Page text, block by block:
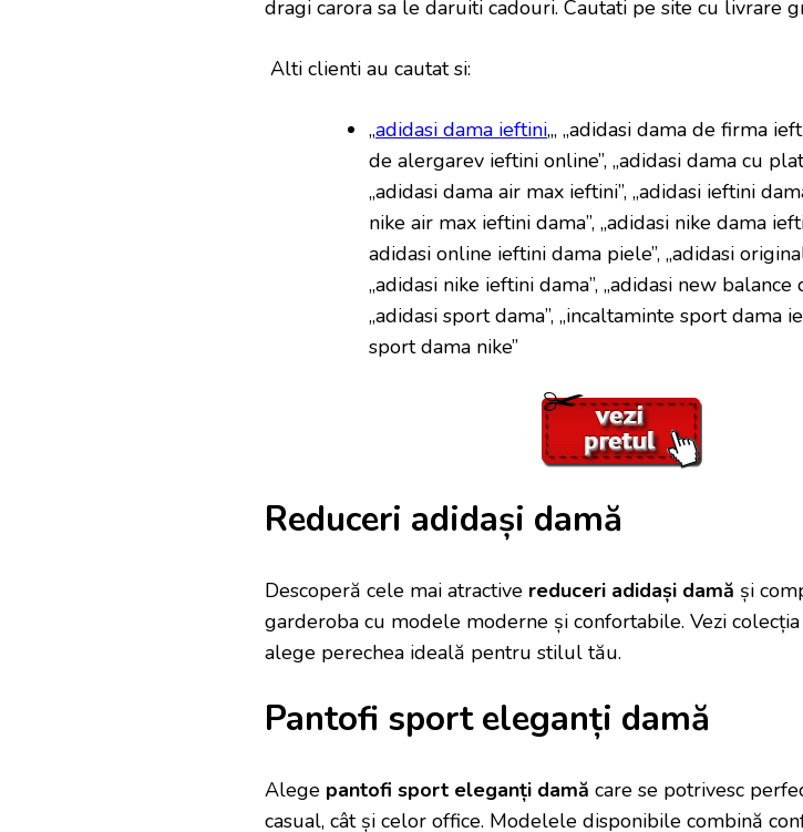
dragi carora sa le daruiti cadouri. Cautati pe site cu livrare
Alti clienti au cautat si:
„adidasi dama ieftini„, „adidasi dama de firma
de alergarev ieftini online”, „adidasi dama cu
„adidasi dama air max ieftini”, „adidasi ieftini
nike air max ieftini dama”, „adidasi nike dama
adidasi online ieftini dama piele”, „adidasi
„adidasi nike ieftini dama”, „adidasi new balance
„adidasi sport dama”, „incaltaminte sport dama
sport dama nike”
Reduceri adidași damă
Descoperă cele mai atractive reduceri adidași damă și
garderoba cu modele moderne și confortabile. Vezi colecția
alege perechea ideală pentru stilul tău.
Pantofi sport eleganți damă
Alege pantofi sport eleganți damă care se potrivesc
casual, cât și celor office. Modelele disponibile combină